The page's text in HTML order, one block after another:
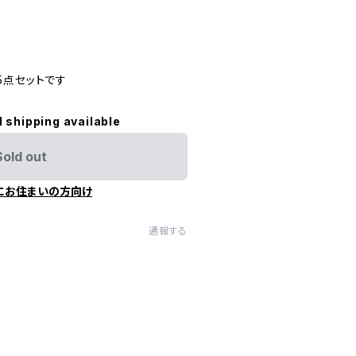
セットです
shipping available
out
お住まいの方向け
通報する